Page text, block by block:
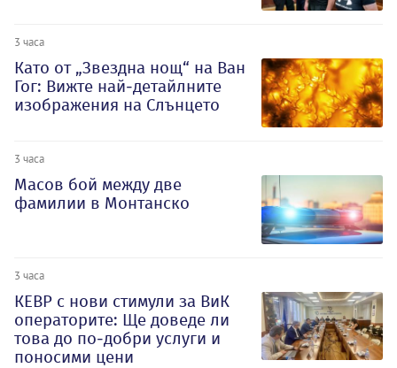
3 часа
Като от „Звездна нощ“ на Ван
Гог: Вижте най-детайлните
изображения на Слънцето
3 часа
Масов бой между две
фамилии в Монтанско
3 часа
КЕВР с нови стимули за ВиК
операторите: Ще доведе ли
това до по-добри услуги и
поносими цени